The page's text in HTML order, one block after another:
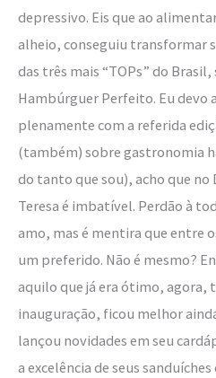
depressivo. Eis que ao
alheio, conseguiu transformar
das três mais “TOPs” do
Hambúrguer Perfeito. Eu devo
plenamente com a referida
(também) sobre gastronomia
do tanto que sou), acho que
Teresa é imbatível. Perdão à
amo, mas é mentira que entre
um preferido. Não é mesmo?
aquilo que já era ótimo, agora,
inauguração, ficou melhor
lançou novidades em seu
a excelência de seus